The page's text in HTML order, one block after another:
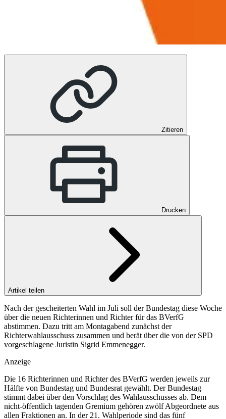
Zitieren
Drucken
Artikel teilen
Nach der gescheiterten Wahl im Juli soll der Bundestag diese Woche
über die neuen Richterinnen und Richter für das BVerfG
abstimmen. Dazu tritt am Montagabend zunächst der
Richterwahlausschuss zusammen und berät über die von der SPD
vorgeschlagene Juristin Sigrid Emmenegger.
Anzeige
Die 16 Richterinnen und Richter des BVerfG werden jeweils zur
Hälfte von Bundestag und Bundesrat gewählt. Der Bundestag
stimmt dabei über den Vorschlag des Wahlausschusses ab. Dem
nicht-öffentlich tagenden Gremium gehören zwölf Abgeordnete aus
allen Fraktionen an. In der 21. Wahlperiode sind das fünf